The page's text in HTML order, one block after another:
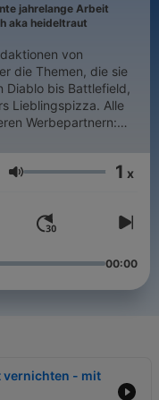
jahrelange Arbeit
aka heideltraut
von
die Themen, die sie
Diablo bis Battlefield,
Alle
Werbepartnern:
Lautstärke 1 x
00:00
vernichten - mit